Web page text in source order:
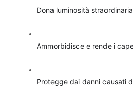
Dona luminosità
Ammorbidisce e rende i
Protegge dai danni causati